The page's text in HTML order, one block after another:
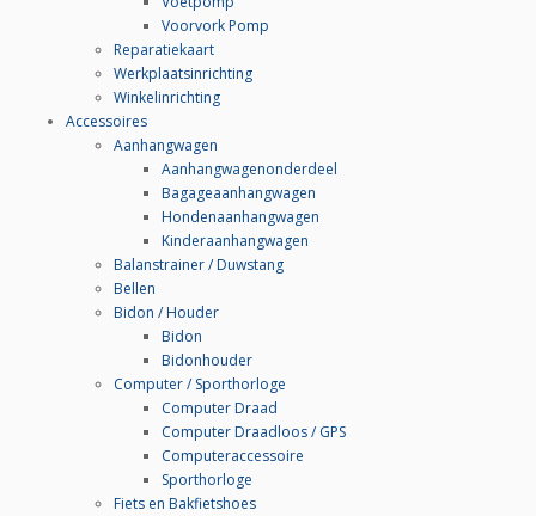
Voorvork Pomp
Reparatiekaart
Werkplaatsinrichting
Winkelinrichting
Accessoires
Aanhangwagen
Aanhangwagenonderdeel
Bagageaanhangwagen
Hondenaanhangwagen
Kinderaanhangwagen
Balanstrainer / Duwstang
Bellen
Bidon / Houder
Bidon
Bidonhouder
Computer / Sporthorloge
Computer Draad
Computer Draadloos / GPS
Computeraccessoire
Sporthorloge
Fiets en Bakfietshoes